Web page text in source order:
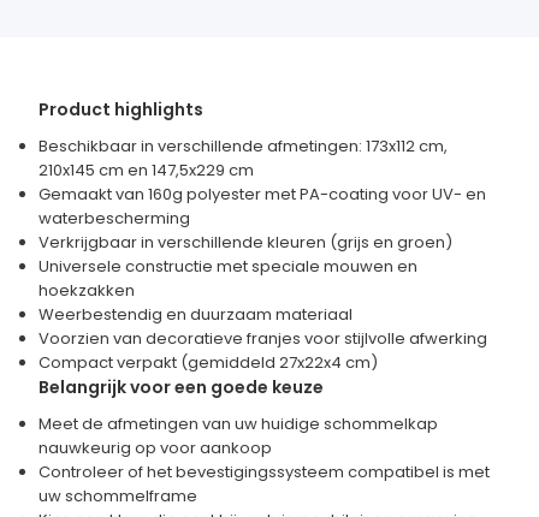
Product highlights
Beschikbaar in verschillende afmetingen: 173x112 cm,
210x145 cm en 147,5x229 cm
Gemaakt van 160g polyester met PA-coating voor UV- en
waterbescherming
Verkrijgbaar in verschillende kleuren (grijs en groen)
Universele constructie met speciale mouwen en
hoekzakken
Weerbestendig en duurzaam materiaal
Voorzien van decoratieve franjes voor stijlvolle afwerking
Compact verpakt (gemiddeld 27x22x4 cm)
Belangrijk voor een goede keuze
Meet de afmetingen van uw huidige schommelkap
nauwkeurig op voor aankoop
Controleer of het bevestigingssysteem compatibel is met
uw schommelframe